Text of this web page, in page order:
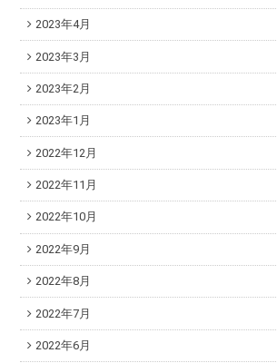
2023年4月
2023年3月
2023年2月
2023年1月
2022年12月
2022年11月
2022年10月
2022年9月
2022年8月
2022年7月
2022年6月